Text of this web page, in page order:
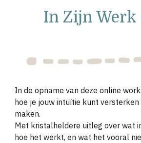
In Zijn Werk
In de opname van deze online
hoe je jouw intuïtie kunt
maken.
Met kristalheldere uitleg over wat
hoe het werkt, en wat het vooral